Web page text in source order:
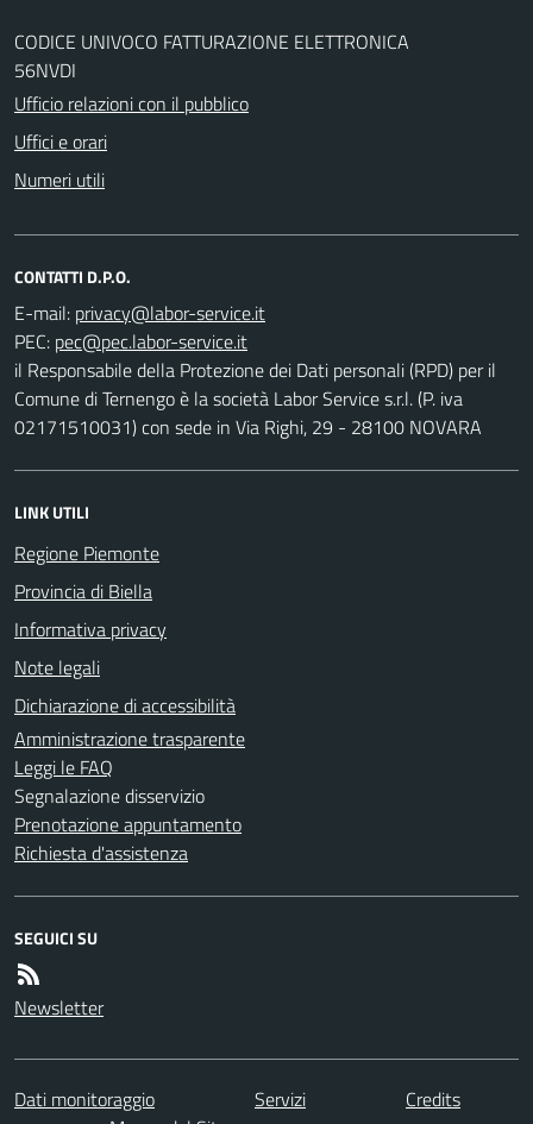
CODICE UNIVOCO FATTURAZIONE ELETTRONICA
56NVDI
Ufficio relazioni con il pubblico
Uffici e orari
Numeri utili
CONTATTI D.P.O.
E-mail:
PEC:
il Responsabile della Protezione dei Dati personali (RPD) per il
Comune di Ternengo è la società Labor Service s.r.l. (P. iva
02171510031) con sede in Via Righi, 29 - 28100 NOVARA
LINK UTILI
Regione Piemonte
Provincia di Biella
Informativa privacy
Note legali
Dichiarazione di accessibilità
Amministrazione trasparente
Leggi le FAQ
Segnalazione disservizio
Prenotazione appuntamento
Richiesta d'assistenza
SEGUICI SU
Newsletter
Dati monitoraggio Servizi
Credits